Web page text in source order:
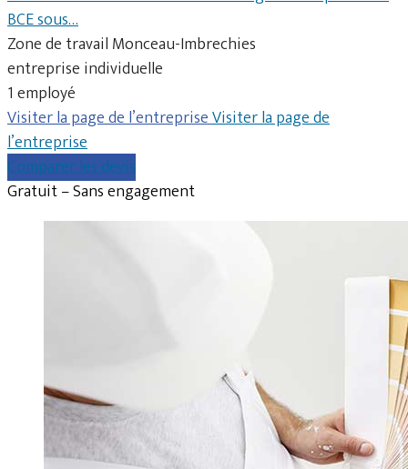
BCE sous…
Zone de travail Monceau-Imbrechies
entreprise individuelle
1 employé
Visiter la page de l’entrepriseVisiter la page de
l’entreprise
Comparer les devis
Gratuit – Sans engagement